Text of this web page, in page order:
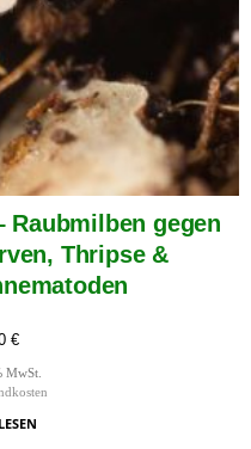
Raubmilben gegen
Thripse &
€
MwSt.